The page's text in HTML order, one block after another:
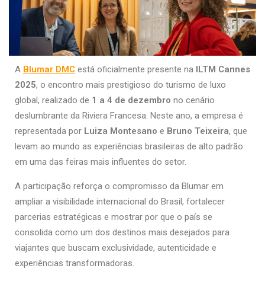
A Blumar DMC está oficialmente presente na
ILTM Cannes
2025, o encontro mais prestigioso do turismo de luxo
global, realizado de 1 a 4 de dezembro no cenário
deslumbrante da Riviera Francesa. Neste ano, a empresa é
representada por Luiza Montesano e Bruno Teixeira, que
levam ao mundo as experiências brasileiras de alto padrão
em uma das feiras mais influentes do setor.
A participação reforça o compromisso da Blumar em
ampliar a visibilidade internacional do Brasil, fortalecer
parcerias estratégicas e mostrar por que o país se
consolida como um dos destinos mais desejados para
viajantes que buscam exclusividade, autenticidade e
experiências transformadoras.